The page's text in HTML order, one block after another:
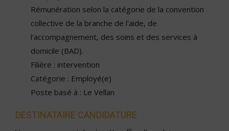
Rémunération selon la catégorie de la convention
collective de la branche de l'aide, de
l'accompagnement, des soins et des services à
domicile (BAD).
Filière : intervention
Catégorie : Employé(e)
Poste basé à : Le Vellan
DESTINATAIRE CANDIDATURE